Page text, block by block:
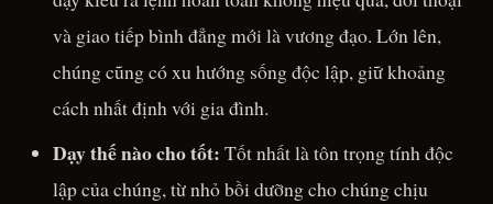
và giao tiếp bình đẳng mới là vương đạo. Lớn lên,
chúng cũng có xu hướng sống độc lập, giữ khoảng
cách nhất định với gia đình.
Dạy thế nào cho tốt: Tốt nhất là tôn trọng tính độc
lập của chúng, từ nhỏ bồi dưỡng cho chúng chịu